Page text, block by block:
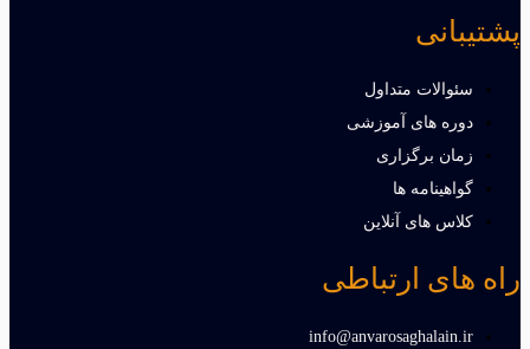
پشتیبانی
سئوالات متداول
دوره های آموزشی
زمان برگزاری
گواهینامه ها
کلاس های آنلاین
راه های ارتباطی
info@anvarosaghalain.ir​